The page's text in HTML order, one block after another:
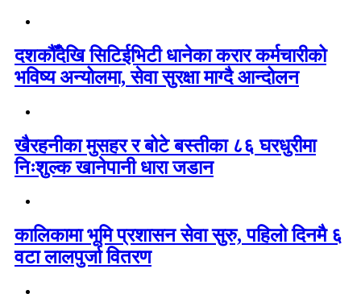
दशकौँदेखि सिटिईभिटी धानेका करार कर्मचारीको
भविष्य अन्योलमा, सेवा सुरक्षा माग्दै आन्दोलन
खैरहनीका मुसहर र बोटे बस्तीका ८६ घरधुरीमा
निःशुल्क खानेपानी धारा जडान
कालिकामा भूमि प्रशासन सेवा सुरु, पहिलो दिनमै ६
वटा लालपुर्जा वितरण